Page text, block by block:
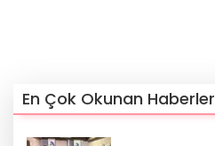
En Çok Okunan Haberler